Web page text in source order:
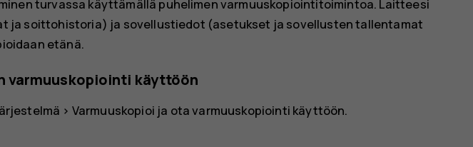
turvassa käyttämällä puhelimen varmuuskopiointitoimintoa. Laitteesi
ja soittohistoria) ja sovellustiedot (asetukset ja sovellusten tallentamat
etänä.
varmuuskopiointi käyttöön
> Varmuuskopioi ja ota varmuuskopiointi käyttöön.